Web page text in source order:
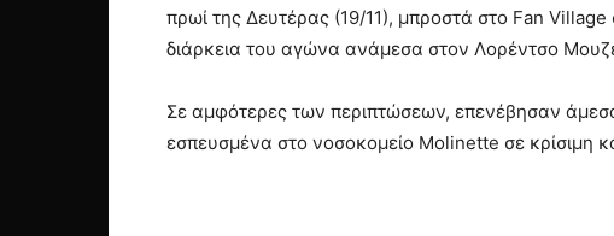
πρωί της Δευτέρας (19/11), μπροστά στο Fan
διάρκεια του αγώνα ανάμεσα στον Λορέντσο
Σε αμφότερες των περιπτώσεων, επενέβησαν
εσπευσμένα στο νοσοκομείο Molinette σε κρίσιμη